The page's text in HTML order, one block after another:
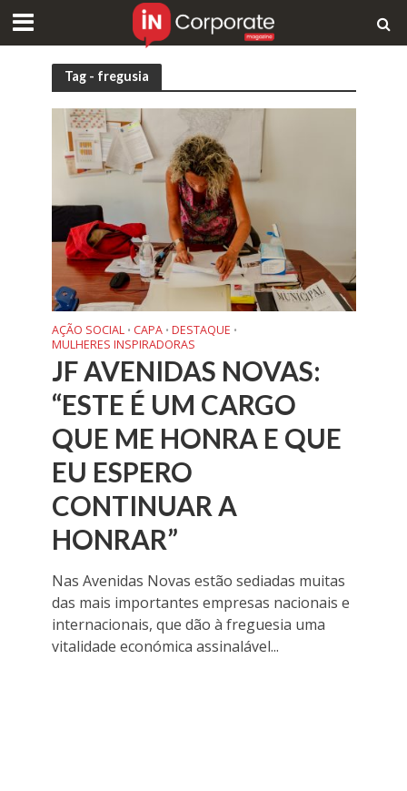
Tag - fregusia
AÇÃO SOCIAL • CAPA • DESTAQUE •
MULHERES INSPIRADORAS
JF AVENIDAS NOVAS:
“ESTE É UM CARGO
QUE ME HONRA E QUE
EU ESPERO
CONTINUAR A
HONRAR”
Nas Avenidas Novas estão sediadas muitas
das mais importantes empresas nacionais e
internacionais, que dão à freguesia uma
vitalidade económica assinalável...